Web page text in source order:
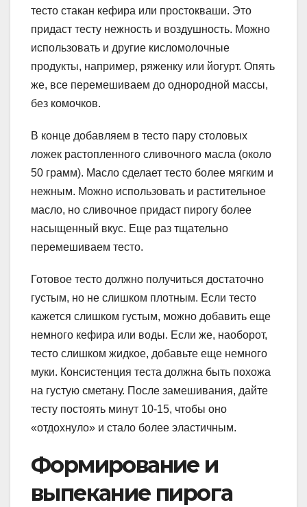
тесто стакан кефира или простокваши. Это
придаст тесту нежность и воздушность. Можно
использовать и другие кисломолочные
продукты, например, ряженку или йогурт. Опять
же, все перемешиваем до однородной массы,
без комочков.
В конце добавляем в тесто пару столовых
ложек растопленного сливочного масла (около
50 грамм). Масло сделает тесто более мягким и
нежным. Можно использовать и растительное
масло, но сливочное придаст пирогу более
насыщенный вкус. Еще раз тщательно
перемешиваем тесто.
Готовое тесто должно получиться достаточно
густым, но не слишком плотным. Если тесто
кажется слишком густым, можно добавить еще
немного кефира или воды. Если же, наоборот,
тесто слишком жидкое, добавьте еще немного
муки. Консистенция теста должна быть похожа
на густую сметану. После замешивания, дайте
тесту постоять минут 10-15, чтобы оно
«отдохнуло» и стало более эластичным.
Формирование и
выпекание пирога